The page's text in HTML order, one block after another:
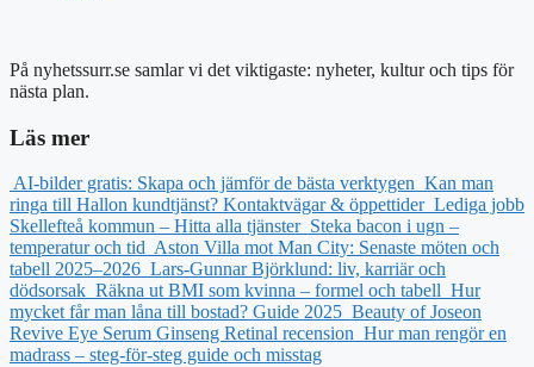
På nyhetssurr.se samlar vi det viktigaste: nyheter, kultur och tips för
nästa plan.
Läs mer
AI-bilder gratis: Skapa och jämför de bästa verktygen Kan man
ringa till Hallon kundtjänst? Kontaktvägar & öppettider Lediga jobb
Skellefteå kommun – Hitta alla tjänster Steka bacon i ugn –
temperatur och tid Aston Villa mot Man City: Senaste möten och
tabell 2025–2026 Lars-Gunnar Björklund: liv, karriär och
dödsorsak Räkna ut BMI som kvinna – formel och tabell Hur
mycket får man låna till bostad? Guide 2025 Beauty of Joseon
Revive Eye Serum Ginseng Retinal recension Hur man rengör en
madrass – steg-för-steg guide och misstag